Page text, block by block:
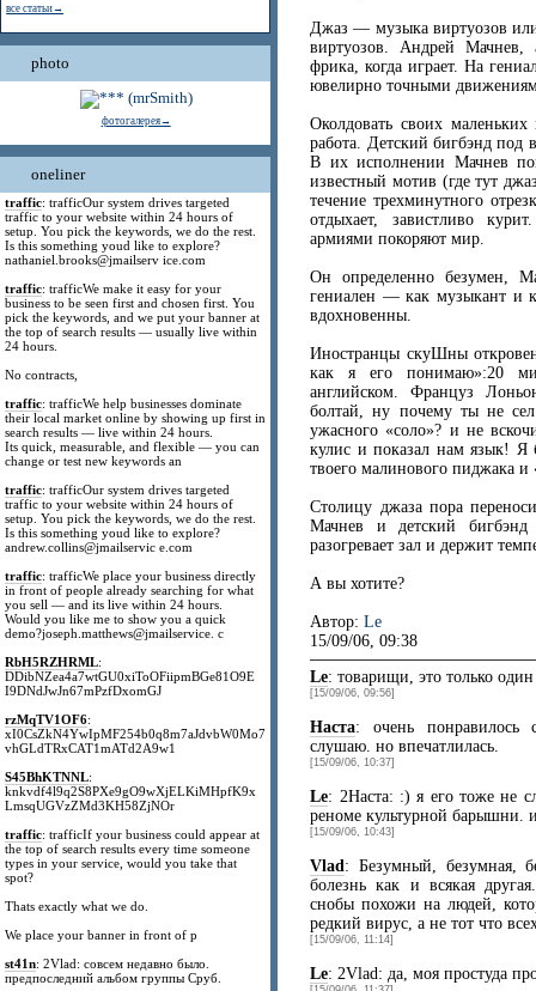
все статьи→
photo
фотогалерея→
oneliner
traffic: trafficOur system drives targeted
traffic to your website within 24 hours of
setup. You pick the keywords, we do the rest.
Is this something youd like to explore?
nathaniel.brooks@jmailserv ice.com
traffic: trafficWe make it easy for your
business to be seen first and chosen first. You
pick the keywords, and we put your banner at
the top of search results — usually live within
24 hours.
No contracts,
traffic: trafficWe help businesses dominate
their local market online by showing up first in
search results — live within 24 hours.
Its quick, measurable, and flexible — you can
change or test new keywords an
traffic: trafficOur system drives targeted
traffic to your website within 24 hours of
setup. You pick the keywords, we do the rest.
Is this something youd like to explore?
andrew.collins@jmailservic e.com
traffic: trafficWe place your business directly
in front of people already searching for what
you sell — and its live within 24 hours.
Would you like me to show you a quick
demo?joseph.matthews@jmailservice. c
RbH5RZHRML:
DDibNZea4a7wtGU0xiToOFiipmBGe81O9E
I9DNdJwJn67mPzfDxomGJ
rzMqTV1OF6:
xI0CsZkN4YwIpMF254b0q8m7aJdvbW0Mo7
vhGLdTRxCAT1mATd2A9w1
S45BhKTNNL:
knkvdf4l9q2S8PXe9gO9wXjELKiMHpfK9x
LmsqUGVzZMd3KH58ZjNOr
traffic: trafficIf your business could appear at
the top of search results every time someone
types in your service, would you take that
spot?
Thats exactly what we do.
We place your banner in front of p
st41n: 2Vlad: совсем недавно было.
предпоследний альбом группы Сруб.
Джаз — музыка виртуозов
виртуозов. Андрей Мачнев,
фрика, когда играет. На
ювелирно точными
Околдовать своих
работа. Детский бигбэнд под
В их исполнении Мачнев
известный мотив (где тут
течение трехминутного
отдыхает, завистливо
армиями покоряют мир.
Он определенно безумен,
гениален — как музыкант и
вдохновенны.
Иностранцы скуШны
как я его понимаю»:20
английском. Француз
болтай, ну почему ты не сел
ужасного «соло»? и не
кулис и показал нам язык! Я
твоего малинового пиджака и
Столицу джаза пора
Мачнев и детский бигбэнд
разогревает зал и держит
А вы хотите?
Автор:Le
15/09/06, 09:38
Le: товарищи, это только
[15/09/06, 09:56]
Наста: очень понравилось
слушаю. но впечатлилась.
[15/09/06, 10:37]
Le: 2Наста: :) я его тоже не
реноме культурной барышни.
[15/09/06, 10:43]
Vlad: Безумный, безумная,
болезнь как и всякая
снобы похожи на людей,
редкий вирус, а не тот что
[15/09/06, 11:14]
Le: 2Vlad: да, моя простуда